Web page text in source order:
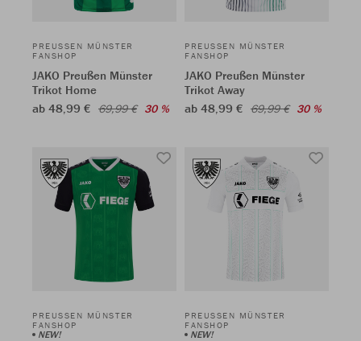
PREUSSEN MÜNSTER F
ANSHOP
JAKO Preußen Münster
Trikot Home
ab 48,99 € 69,99 € 30 %
PREUSSEN MÜNSTER F
ANSHOP
JAKO Preußen Münster
Trikot Away
ab 48,99 € 69,99 € 30 %
PREUSSEN MÜNSTER F
ANSHOP
NEW!
PREUSSEN MÜNSTER F
ANSHOP
NEW!